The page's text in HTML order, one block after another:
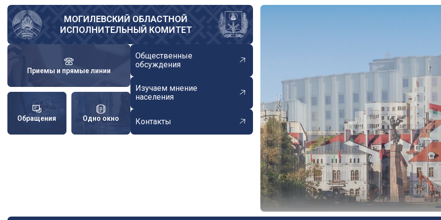
Перейти
основному
содержанию
МОГИЛЕВСКИЙ ОБЛАСТНОЙ
ИСПОЛНИТЕЛЬНЫЙ КОМИТЕТ
Приемы и прямые линии
Обращения Одно окно
Общественные
обсуждения
Изучаем мнение
населения
Контакты